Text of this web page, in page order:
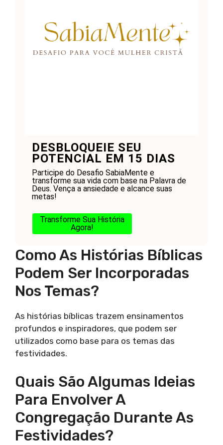
DESBLOQUEIE SEU
POTENCIAL EM 15 DIAS
Participe do Desafio SabiaMente e
transforme sua vida com base na Palavra de
Deus. Vença a ansiedade e alcance suas
metas!
Transforme Sua História
Agora!
Como As Histórias Bíblicas
Podem Ser Incorporadas
Nos Temas?
As histórias bíblicas trazem ensinamentos
profundos e inspiradores, que podem ser
utilizados como base para os temas das
festividades.
Quais São Algumas Ideias
Para Envolver A
Congregação Durante As
Festividades?